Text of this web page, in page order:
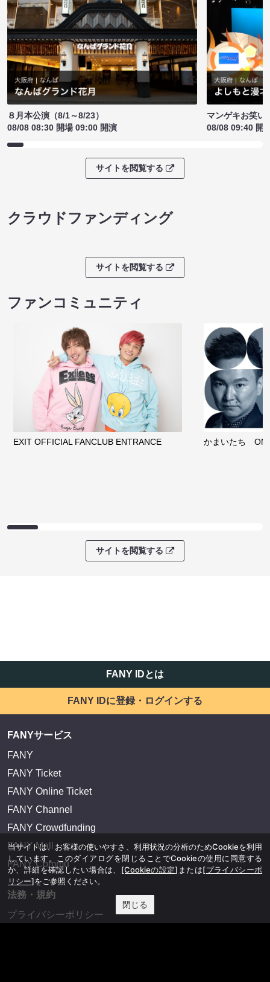
８月本公演（8/1～8/23）
08/08 08:30 開場 09:00 開演
マンゲキお笑い
08/08 09:40 開
サイトを閲覧する
クラウドファンディング
サイトを閲覧する
ファンコミュニティ
EXIT OFFICIAL FANCLUB ENTRANCE かまいたち
サイトを閲覧する
FANY IDとは
FANY IDに登録・ログインする
FANYサービス
FANY
FANY Ticket
FANY Online Ticket
FANY Channel
FANY Crowdfunding
FANY Mall
FANY Commu
法務・規約
プライバシーポリシー
当サイトは、お客様の使いやすさ、利用状況の分析のためCookieを利用
しています。このダイアログを閉じることでCookieの使用に同意する
か、詳細を確認したい場合は、 [Cookieの設定] または[プライバシーポ
リシー]をご参照ください。
閉じる